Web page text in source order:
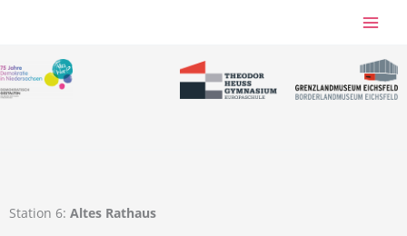
Station 6: Altes Rathaus